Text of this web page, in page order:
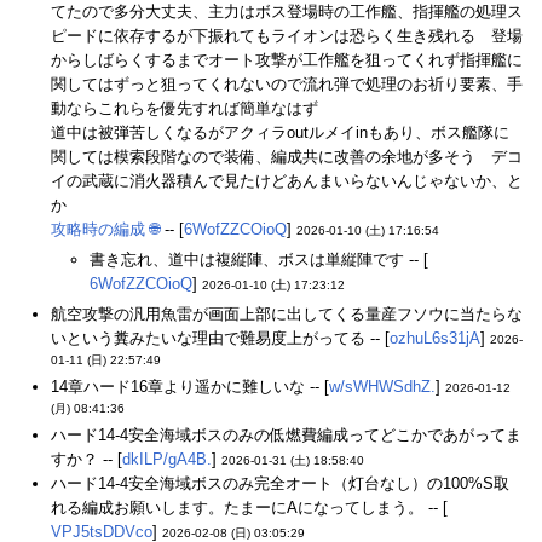
てたので多分大丈夫、主力はボス登場時の工作艦、指揮艦の処理ス
ピードに依存するが下振れてもライオンは恐らく生き残れる 登場
からしばらくするまでオート攻撃が工作艦を狙ってくれず指揮艦に
関してはずっと狙ってくれないので流れ弾で処理のお祈り要素、手
動ならこれらを優先すれば簡単なはず
道中は被弾苦しくなるがアクィラoutルメイinもあり、ボス艦隊に
関しては模索段階なので装備、編成共に改善の余地が多そう デコ
イの武蔵に消火器積んで見たけどあんまいらないんじゃないか、と
か
攻略時の編成 🌐-- [6WofZZCOioQ] 2026-01-10 (土) 17:16:54
書き忘れ、道中は複縦陣、ボスは単縦陣です -- [
6WofZZCOioQ] 2026-01-10 (土) 17:23:12
航空攻撃の汎用魚雷が画面上部に出してくる量産フソウに当たらな
いという糞みたいな理由で難易度上がってる -- [ozhuL6s31jA] 2026-
01-11 (日) 22:57:49
14章ハード16章より遥かに難しいな -- [w/sWHWSdhZ.] 2026-01-12
(月) 08:41:36
ハード14-4安全海域ボスのみの低燃費編成ってどこかであがってま
すか？ -- [dkILP/gA4B.] 2026-01-31 (土) 18:58:40
ハード14-4安全海域ボスのみ完全オート（灯台なし）の100%S取
れる編成お願いします。たまーにAになってしまう。 -- [
VPJ5tsDDVco] 2026-02-08 (日) 03:05:29